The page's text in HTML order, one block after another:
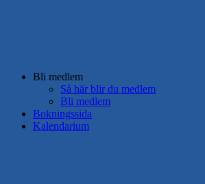
Bli medlem
Så här blir du medlem
Bli medlem
Bokningssida
Kalendarium